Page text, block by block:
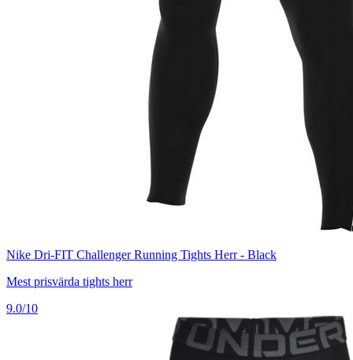
Nike Dri-FIT Challenger Running Tights Herr - Black
Mest prisvärda tights herr
9.0/10